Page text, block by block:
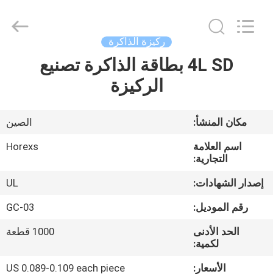
الصفحة
منتجات
معلومات
عنا
جولة
المعمل
Co.,Ltd..
ركيزة الذاكرة
4L SD بطاقة الذاكرة تصنيع
الركيزة
مكان المنشأ:
الصين
اسم العلامة
التجارية:
Horexs
إصدار الشهادات:
UL
رقم الموديل:
GC-03
الحد الأدنى
لكمية:
1000 قطعة
الأسعار:
US 0.089-0.109 each piece